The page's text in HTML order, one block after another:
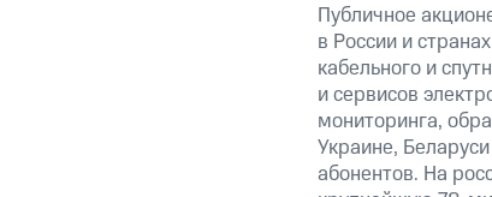
Публичное
в России и
кабельного и
и сервисов
мониторинга,
Украине,
абонентов. На